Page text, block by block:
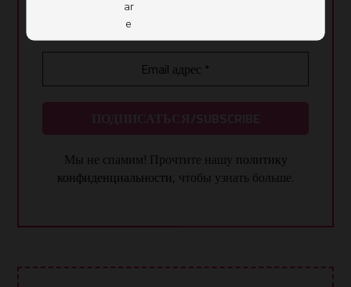
Мы не спамим! Прочтите нашу политику
конфиденциальности, чтобы узнать больше.